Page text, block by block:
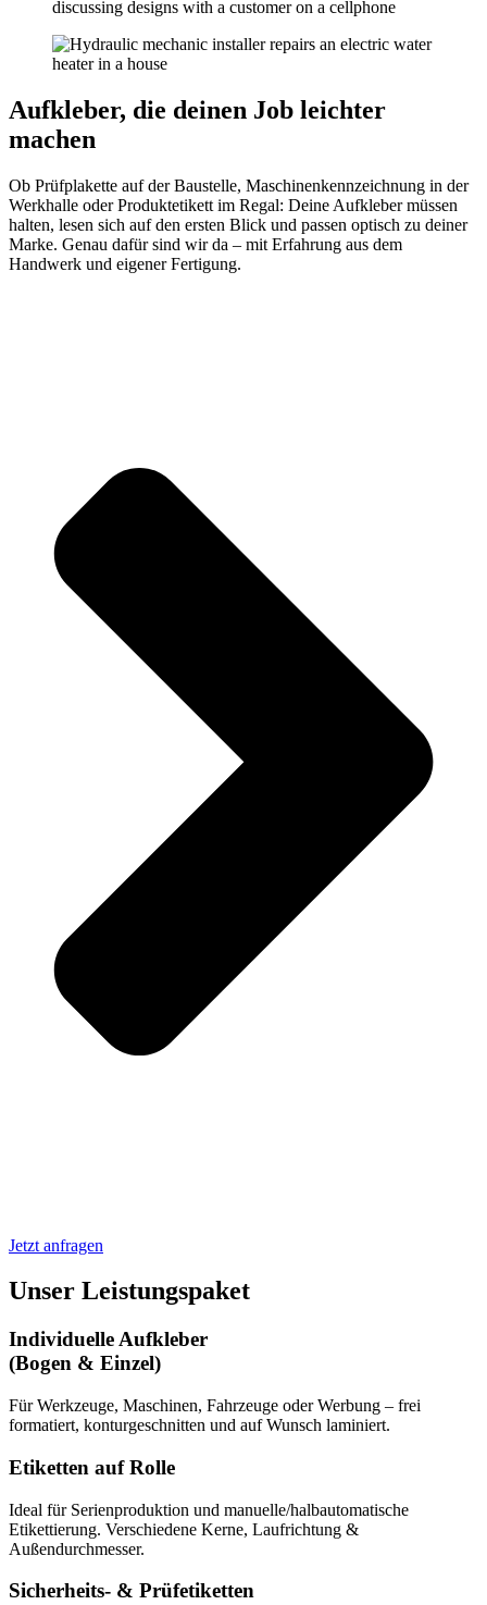
Aufkleber, die deinen Job leichter
machen
Ob Prüfplakette auf der Baustelle, Maschinenkennzeichnung in der
Werkhalle oder Produktetikett im Regal: Deine Aufkleber müssen
halten, lesen sich auf den ersten Blick und passen optisch zu deiner
Marke. Genau dafür sind wir da – mit Erfahrung aus dem
Handwerk und eigener Fertigung.
Jetzt anfragen
Unser Leistungspaket
Individuelle Aufkleber
(Bogen & Einzel)
Für Werkzeuge, Maschinen, Fahrzeuge oder Werbung – frei
formatiert, konturgeschnitten und auf Wunsch laminiert.
Etiketten auf Rolle
Ideal für Serienproduktion und manuelle/halbautomatische
Etikettierung. Verschiedene Kerne, Laufrichtung &
Außendurchmesser.
Sicherheits- & Prüfetiketten